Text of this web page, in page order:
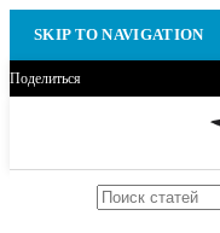
SKIP TO NAVIGATION
Поделиться